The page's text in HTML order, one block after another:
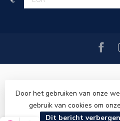
© Copyright 2026 Tim Menswear
Lightspeed design
Door het gebruiken van onze
gebruik van cookies om
Dit bericht verbergen